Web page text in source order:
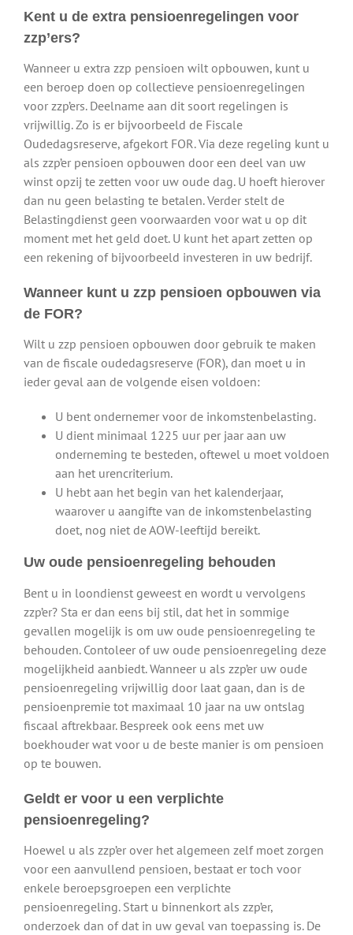
Kent u de extra pensioenregelingen voor
zzp’ers?
Wanneer u extra zzp pensioen wilt opbouwen, kunt u
een beroep doen op collectieve pensioenregelingen
voor zzp’ers. Deelname aan dit soort regelingen is
vrijwillig. Zo is er bijvoorbeeld de Fiscale
Oudedagsreserve, afgekort FOR. Via deze regeling kunt u
als zzp’er pensioen opbouwen door een deel van uw
winst opzij te zetten voor uw oude dag. U hoeft hierover
dan nu geen belasting te betalen. Verder stelt de
Belastingdienst geen voorwaarden voor wat u op dit
moment met het geld doet. U kunt het apart zetten op
een rekening of bijvoorbeeld investeren in uw bedrijf.
Wanneer kunt u zzp pensioen opbouwen via
de FOR?
Wilt u zzp pensioen opbouwen door gebruik te maken
van de fiscale oudedagsreserve (FOR), dan moet u in
ieder geval aan de volgende eisen voldoen:
U bent ondernemer voor de inkomstenbelasting.
U dient minimaal 1225 uur per jaar aan uw
onderneming te besteden, oftewel u moet voldoen
aan het urencriterium.
U hebt aan het begin van het kalenderjaar,
waarover u aangifte van de inkomstenbelasting
doet, nog niet de AOW-leeftijd bereikt.
Uw oude pensioenregeling behouden
Bent u in loondienst geweest en wordt u vervolgens
zzp’er? Sta er dan eens bij stil, dat het in sommige
gevallen mogelijk is om uw oude pensioenregeling te
behouden. Contoleer of uw oude pensioenregeling deze
mogelijkheid aanbiedt. Wanneer u als zzp’er uw oude
pensioenregeling vrijwillig door laat gaan, dan is de
pensioenpremie tot maximaal 10 jaar na uw ontslag
fiscaal aftrekbaar. Bespreek ook eens met uw
boekhouder wat voor u de beste manier is om pensioen
op te bouwen.
Geldt er voor u een verplichte
pensioenregeling?
Hoewel u als zzp’er over het algemeen zelf moet zorgen
voor een aanvullend pensioen, bestaat er toch voor
enkele beroepsgroepen een verplichte
pensioenregeling. Start u binnenkort als zzp’er,
onderzoek dan of dat in uw geval van toepassing is. De